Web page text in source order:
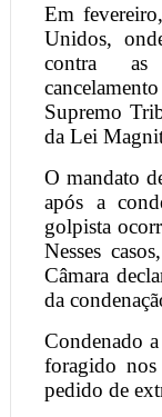
Em
Unidos,
contra as
Supremo
da Lei
O mandato
após a
golpista
Nesses
Câmara
da
Condenado
foragido
pedido de